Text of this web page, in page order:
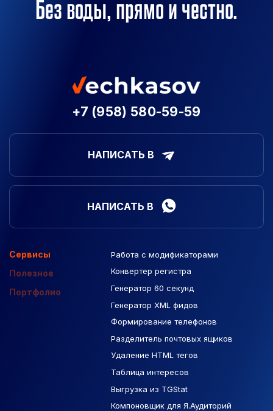
Без воды, прямо и честно.
+7 (958) 580-59-59
НАПИСАТЬ В
НАПИСАТЬ В
Сервисы
Полезное
Портфолио
Работа с модификаторами
Конвертер регистра
Генератор 60 секунд
Генератор XML фидов
Формирование телефонов
Разделитель почтовых ящиков
Удаление HTML тегов
Таблица интересов
Выгрузка из TGStat
Компоновщик для Я.Аудиторий
Подборка сайтов
Макеты Figma
База Яндекс Карты
РСЯ площадки
Созданные сайты
Контекстная реклама